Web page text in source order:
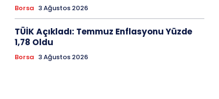
Borsa 3 Ağustos 2026
TÜİK Açıkladı: Temmuz Enflasyonu Yüzde
1,78 Oldu
Borsa 3 Ağustos 2026